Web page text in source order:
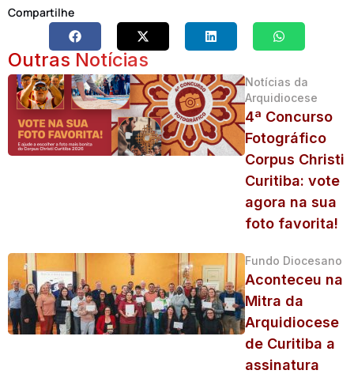
Compartilhe
Outras Notícias
Notícias da
Arquidiocese
4ª Concurso
Fotográfico
Corpus Christi
Curitiba: vote
agora na sua
foto favorita!
Fundo Diocesano
Aconteceu na
Mitra da
Arquidiocese
de Curitiba a
assinatura